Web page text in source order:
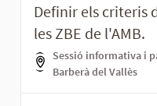
Definir els criteris
les ZBE de l'AMB.
Sessió informativa i
Barberà del Vallès